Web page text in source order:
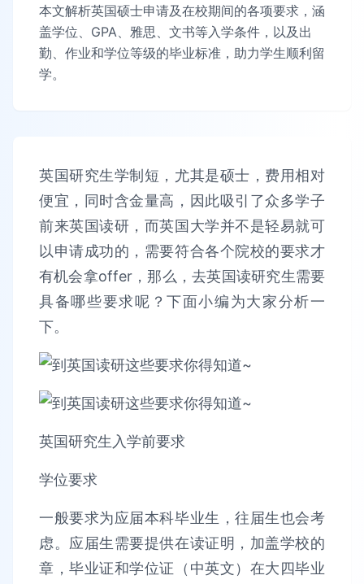
本文解析英国硕士申请及在校期间的各项要求，涵
盖学位、GPA、雅思、文书等入学条件，以及出
勤、作业和学位等级的毕业标准，助力学生顺利留
学。
英国研究生学制短，尤其是硕士，费用相对
便宜，同时含金量高，因此吸引了众多学子
前来英国读研，而英国大学并不是轻易就可
以申请成功的，需要符合各个院校的要求才
有机会拿offer，那么，去英国读研究生需要
具备哪些要求呢？下面小编为大家分析一
下。
英国研究生入学前要求
学位要求
一般要求为应届本科毕业生，往届生也会考
虑。应届生需要提供在读证明，加盖学校的
章，毕业证和学位证（中英文）在大四毕业